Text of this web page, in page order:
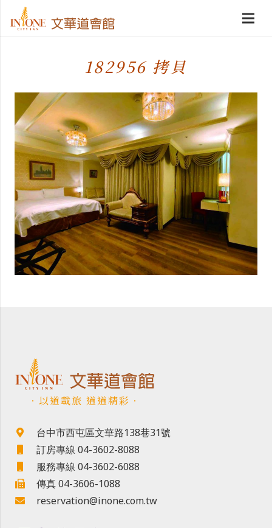
182956 拷貝
．以道載旅 道道精彩．
台中市西屯區文華路138巷31號
訂房專線 04-3602-8088
服務專線 04-3602-6088
傳真 04-3606-1088
reservation@inone.com.tw